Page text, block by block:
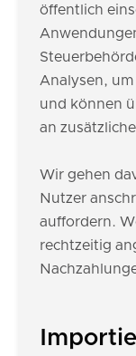
öffentlich
Analysen,
und können
an
Wir gehen
Nutzer
auffordern.
rechtzeitig